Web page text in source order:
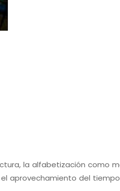
la alfabetización como
aprovechamiento del